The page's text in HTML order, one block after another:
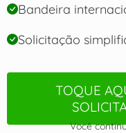
Bandeira
Solicitação
TOQUE
Você